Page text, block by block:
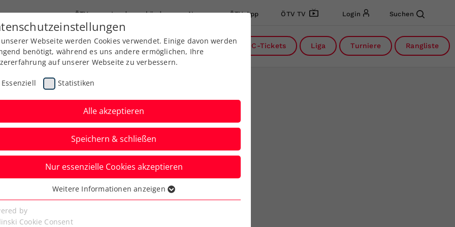
ÖTV Landesverbände News ÖTV App ÖTV TV Login Suchen
Ausbildung Services Über uns DC-Tickets Liga Turniere Rangliste
by EVN: Kopriva
zum Champion
Webseite werden Cookies verwendet. Einige davon werden
benötigt, während es uns andere ermöglichen, Ihre
auf unserer Webseite zu verbessern.
Essenziell Statistiken
Alle akzeptieren
Speichern & schließen
Nur essenzielle Cookies akzeptieren
Cookies werden für grundlegende Funktionen der
benötigt. Dadurch ist gewährleistet, dass die Webseite
Weitere Informationen anzeigen
by
Cookie Consent